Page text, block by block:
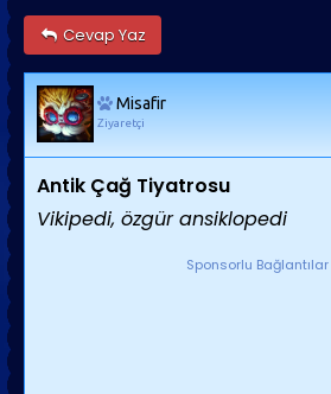
Cevap Yaz
Misafir
Ziyaretçi
Antik Çağ Tiyatrosu
Vikipedi, özgür ansiklopedi
Sponsorlu Bağlantılar